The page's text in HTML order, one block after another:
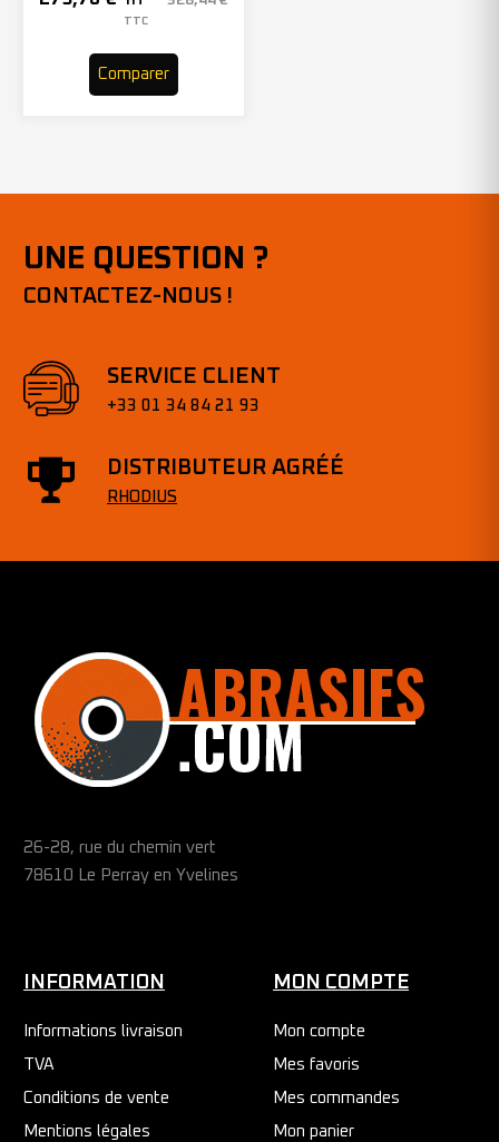
– 305969 (x10)
TTC
Comparer
UNE QUESTION ?
CONTACTEZ-NOUS !
SERVICE CLIENT
+33 01 34 84 21 93
DISTRIBUTEUR AGRÉÉ
RHODIUS
26-28, rue du chemin vert
78610 Le Perray en Yvelines
INFORMATION
Informations livraison
TVA
Conditions de vente
Mentions légales
MON COMPTE
Mon compte
Mes favoris
Mes commandes
Mon panier